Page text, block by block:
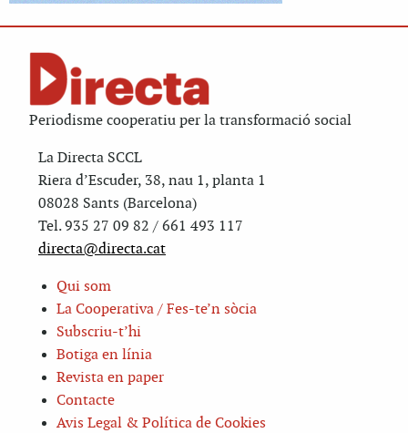
Periodisme cooperatiu per la transformació social
La Directa SCCL
Riera d’Escuder, 38, nau 1, planta 1
08028 Sants (Barcelona)
Tel. 935 27 09 82 / 661 493 117
directa@directa.cat
Qui som
La Cooperativa / Fes-te’n sòcia
Subscriu-t’hi
Botiga en línia
Revista en paper
Contacte
Avis Legal & Política de Cookies